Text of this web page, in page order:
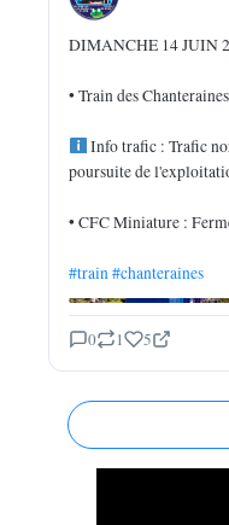
DIMANCHE 14 JUIN
• Train des
Info trafic : Trafic
poursuite de
• CFC Miniature :
#train#chanteraines
0 1 5